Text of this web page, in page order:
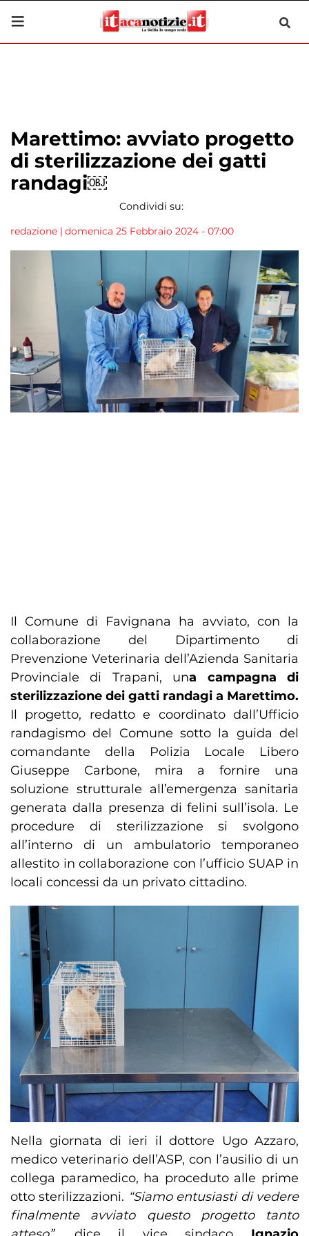
Marettimo: avviato progetto
di sterilizzazione dei gatti
randagi￼
Condividi su:
redazione | domenica 25 Febbraio 2024 - 07:00
Il Comune di Favignana ha avviato, con la
collaborazione del Dipartimento di
Prevenzione Veterinaria dell’Azienda Sanitaria
Provinciale di Trapani, una campagna di
sterilizzazione dei gatti randagi a Marettimo.
Il progetto, redatto e coordinato dall’Ufficio
randagismo del Comune sotto la guida del
comandante della Polizia Locale Libero
Giuseppe Carbone, mira a fornire una
soluzione strutturale all’emergenza sanitaria
generata dalla presenza di felini sull’isola. Le
procedure di sterilizzazione si svolgono
all’interno di un ambulatorio temporaneo
allestito in collaborazione con l’ufficio SUAP in
locali concessi da un privato cittadino.
Nella giornata di ieri il dottore Ugo Azzaro,
medico veterinario dell’ASP, con l’ausilio di un
collega paramedico, ha proceduto alle prime
otto sterilizzazioni. “Siamo entusiasti di vedere
finalmente avviato questo progetto tanto